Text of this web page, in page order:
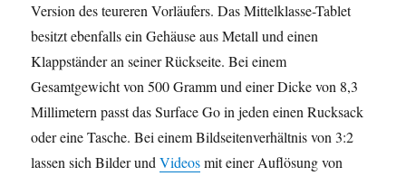
Version des teureren Vorläufers. Das Mittelklasse-Tablet
besitzt ebenfalls ein Gehäuse aus Metall und einen
Klappständer an seiner Rückseite. Bei einem
Gesamtgewicht von 500 Gramm und einer Dicke von 8,3
Millimetern passt das Surface Go in jeden einen Rucksack
oder eine Tasche. Bei einem Bildseitenverhältnis von 3:2
lassen sich Bilder undVideosmit einer Auflösung von